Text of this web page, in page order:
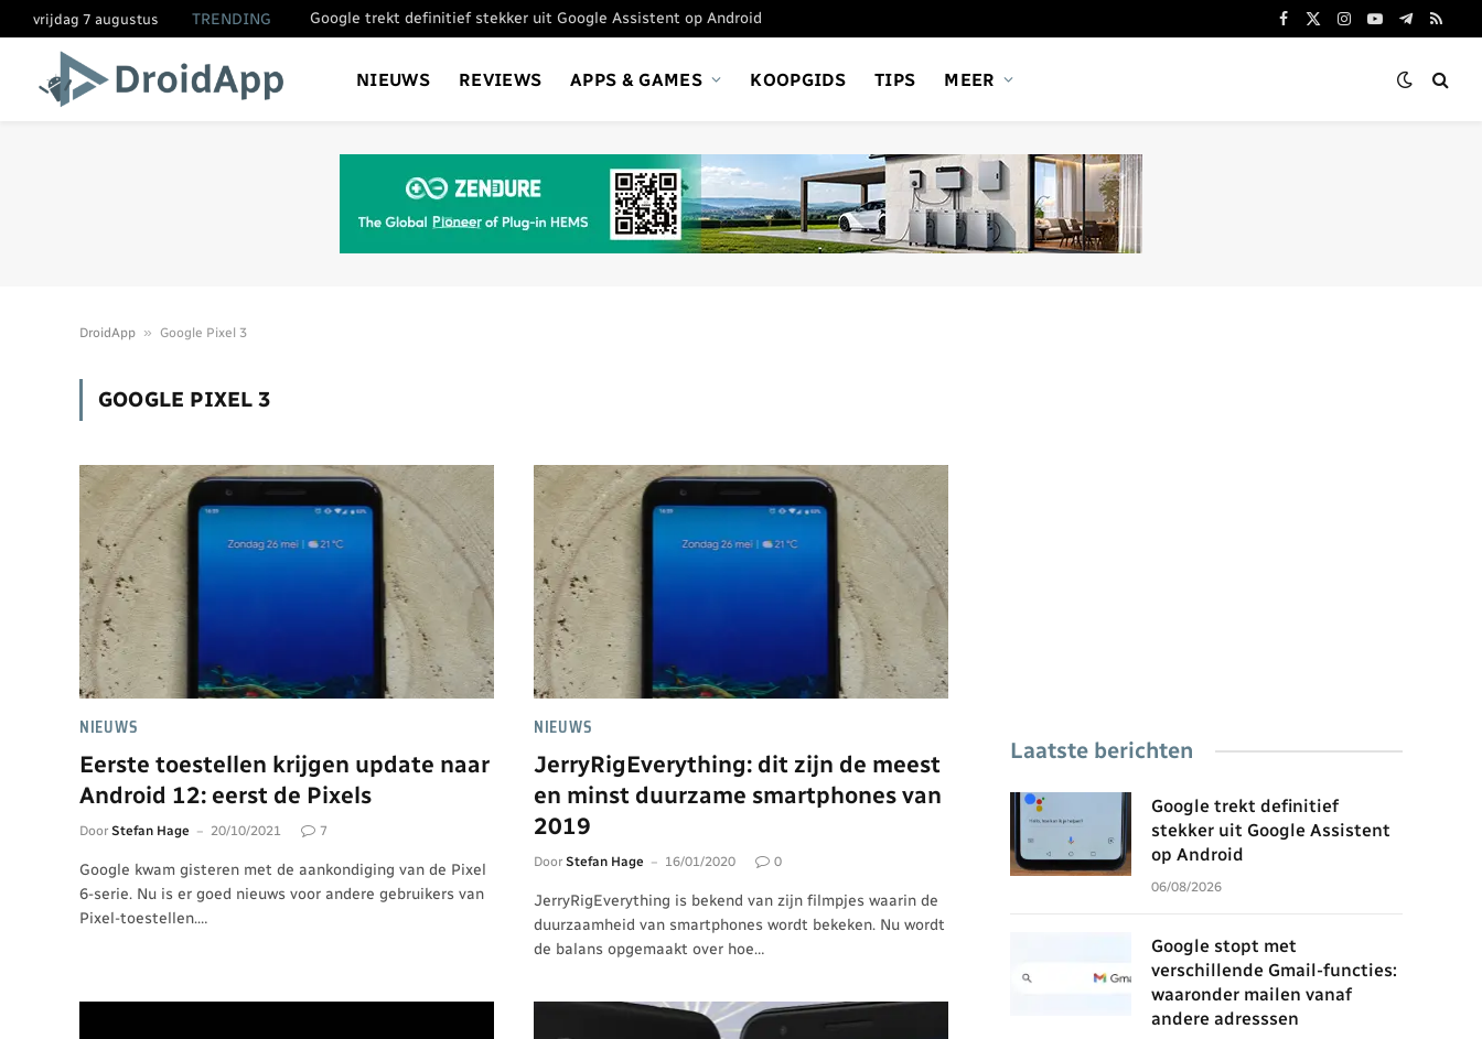
vrijdag 7 augustus TRENDING Google trekt definitief stekker uit Google Assistent op Android
Facebook
X
Instagram
YouTube
Telegram
RSS
NIEUWS REVIEWS APPS & GAMES KOOPGIDS TIPS MEER
DroidApp » Google Pixel 3
GOOGLE PIXEL 3
NIEUWS
Eerste toestellen krijgen update naar
Android 12: eerst de Pixels
Door Stefan Hage 20/10/2021 7
Google kwam gisteren met de aankondiging van de Pixel
6-serie. Nu is er goed nieuws voor andere gebruikers van
Pixel-toestellen.…
NIEUWS
JerryRigEverything: dit zijn de meest
en minst duurzame smartphones van
2019
Door Stefan Hage 16/01/2020 0
JerryRigEverything is bekend van zijn filmpjes waarin de
duurzaamheid van smartphones wordt bekeken. Nu wordt
de balans opgemaakt over hoe…
Laatste berichten
Google trekt definitief
stekker uit Google Assistent
op Android
06/08/2026
Google stopt met
verschillende Gmail-functies:
waaronder mailen vanaf
andere adresssen